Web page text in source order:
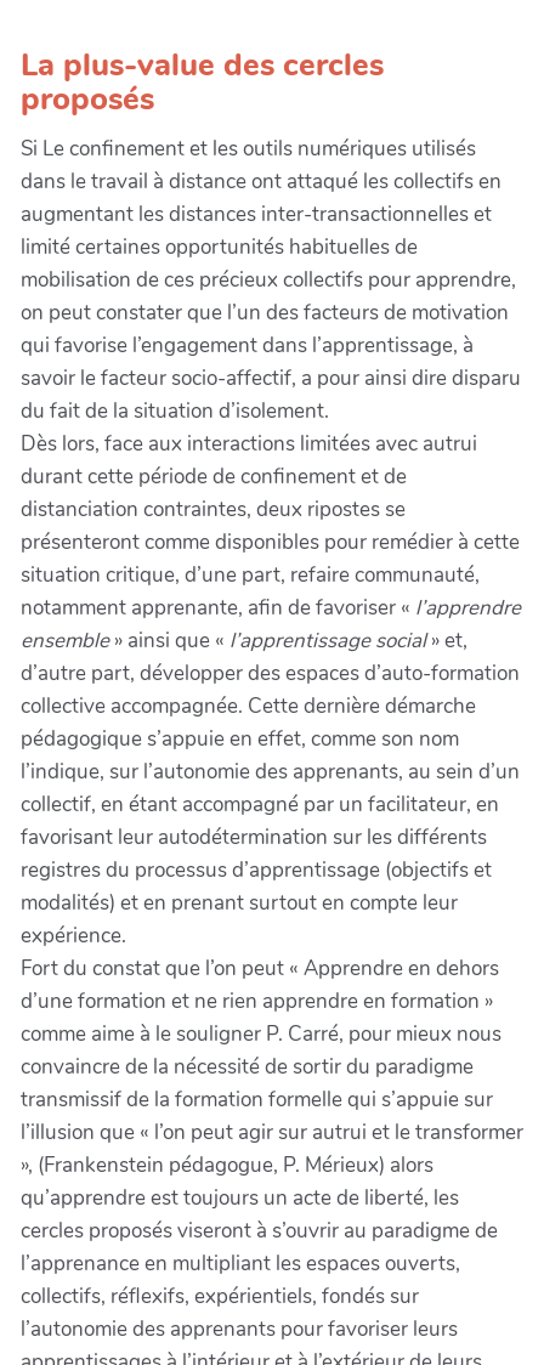
La plus-value des cercles
proposés
Si Le confinement et les outils numériques utilisés
dans le travail à distance ont attaqué les collectifs en
augmentant les distances inter-transactionnelles et
limité certaines opportunités habituelles de
mobilisation de ces précieux collectifs pour apprendre,
on peut constater que l’un des facteurs de motivation
qui favorise l’engagement dans l’apprentissage, à
savoir le facteur socio-affectif, a pour ainsi dire disparu
du fait de la situation d’isolement.
Dès lors, face aux interactions limitées avec autrui
durant cette période de confinement et de
distanciation contraintes, deux ripostes se
présenteront comme disponibles pour remédier à cette
situation critique, d’une part, refaire communauté,
notamment apprenante, afin de favoriser « l’apprendre
ensemble» ainsi que « l’apprentissage social» et,
d’autre part, développer des espaces d’auto-formation
collective accompagnée. Cette dernière démarche
pédagogique s’appuie en effet, comme son nom
l’indique, sur l’autonomie des apprenants, au sein d’un
collectif, en étant accompagné par un facilitateur, en
favorisant leur autodétermination sur les différents
registres du processus d’apprentissage (objectifs et
modalités) et en prenant surtout en compte leur
expérience.
Fort du constat que l’on peut « Apprendre en dehors
d’une formation et ne rien apprendre en formation »
comme aime à le souligner P. Carré, pour mieux nous
convaincre de la nécessité de sortir du paradigme
transmissif de la formation formelle qui s’appuie sur
l’illusion que « l’on peut agir sur autrui et le transformer
», (Frankenstein pédagogue, P. Mérieux) alors
qu’apprendre est toujours un acte de liberté, les
cercles proposés viseront à s’ouvrir au paradigme de
l’apprenance en multipliant les espaces ouverts,
collectifs, réflexifs, expérientiels, fondés sur
l’autonomie des apprenants pour favoriser leurs